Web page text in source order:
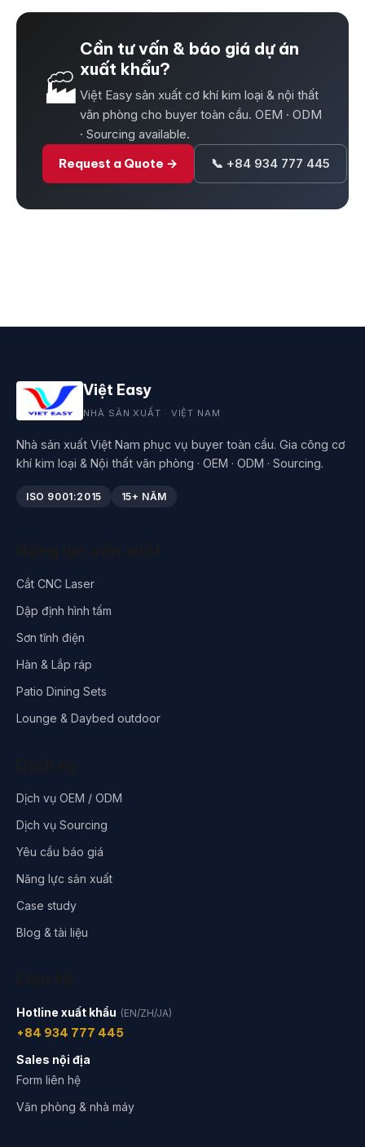
🏭
Cần tư vấn & báo giá dự án
xuất khẩu?
Việt Easy sản xuất cơ khí kim loại & nội thất
văn phòng cho buyer toàn cầu. OEM · ODM
· Sourcing available.
Request a Quote →
📞 +84 934 777 445
Việt Easy
NHÀ SẢN XUẤT · VIỆT NAM
Nhà sản xuất Việt Nam phục vụ buyer toàn cầu. Gia công cơ
khí kim loại & Nội thất văn phòng · OEM · ODM · Sourcing.
ISO 9001:2015 15+ NĂM
Cắt CNC Laser
Dập định hình tấm
Sơn tĩnh điện
Hàn & Lắp ráp
Patio Dining Sets
Lounge & Daybed outdoor
Dịch vụ OEM / ODM
Dịch vụ Sourcing
Yêu cầu báo giá
Năng lực sản xuất
Case study
Blog & tài liệu
Hotline xuất khẩu (EN/ZH/JA)
+84 934 777 445
Sales nội địa
Form liên hệ
Văn phòng & nhà máy